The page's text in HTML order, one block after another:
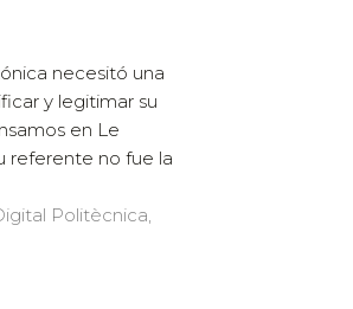
necesitó una
y legitimar su
en Le
referente no fue la
Politècnica,